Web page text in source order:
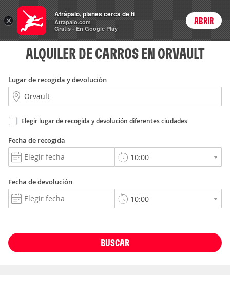
Rent
a Car Login
ALQUILER DE CARROS EN ORVAULT
Lugar de recogida y devolución
Elegir lugar de recogida y devolución diferentes ciudades
Fecha de recogida
Fecha de devolución
BUSCAR
×
Atrápalo, planes cerca de ti
Atrapalo.com
Gratis - En Google Play
ABRIR